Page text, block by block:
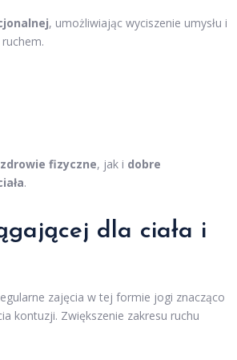
, umożliwiając wyciszenie umysłu i
zdrowie fizyczne, jak i dobre
.
dla ciała i
zajęcia w tej formie jogi znacząco
kontuzji. Zwiększenie zakresu ruchu